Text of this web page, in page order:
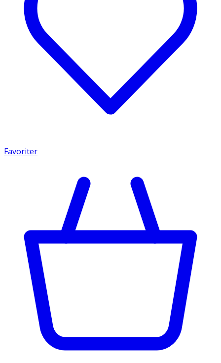
Favoriter